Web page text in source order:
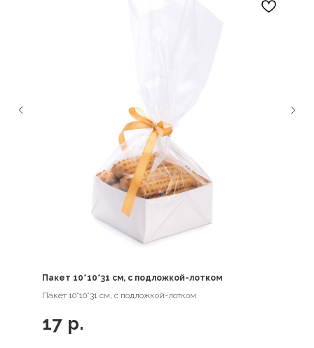
Пакет 10*10*31 см, с подложкой-лотком
Пакет 10*10*31 см, с подложкой-лотком
17 р.